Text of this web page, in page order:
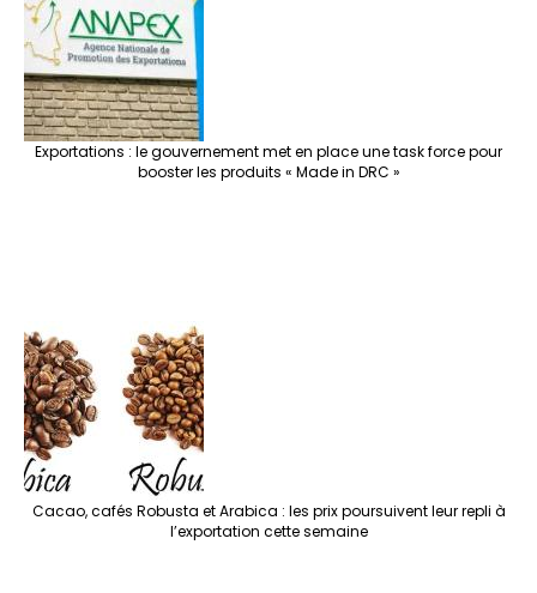
Exportations : le gouvernement met en place une task force pour
booster les produits « Made in DRC »
Cacao, cafés Robusta et Arabica : les prix poursuivent leur repli à
l’exportation cette semaine